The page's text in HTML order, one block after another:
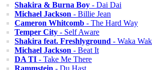
Shakira & Burna Boy - Dai Dai
Michael Jackson - Billie Jean
Cameron Whitcomb - The Hard Way
Temper City - Self Aware
Shakira feat. Freshlyground - Waka
Michael Jackson - Beat It
DA TI - Take Me There
Rammstein - Du Hast